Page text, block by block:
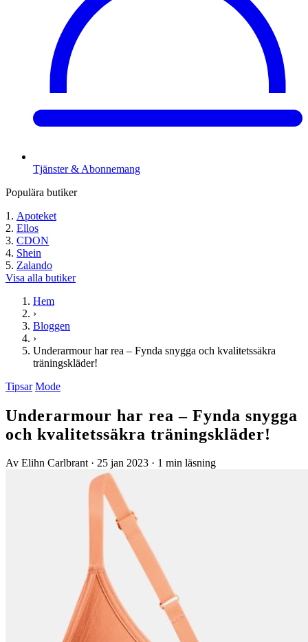
Tjänster & Abonnemang
Populära butiker
Apoteket
Ellos
CDON
Shein
Zalando
Visa alla butiker
Hem
›
Bloggen
›
Underarmour har rea – Fynda snygga och kvalitetssäkra
träningskläder!
Tipsar Mode
Underarmour har rea – Fynda snygga
och kvalitetssäkra träningskläder!
Av Elihn Carlbrant · 25 jan 2023 · 1 min läsning